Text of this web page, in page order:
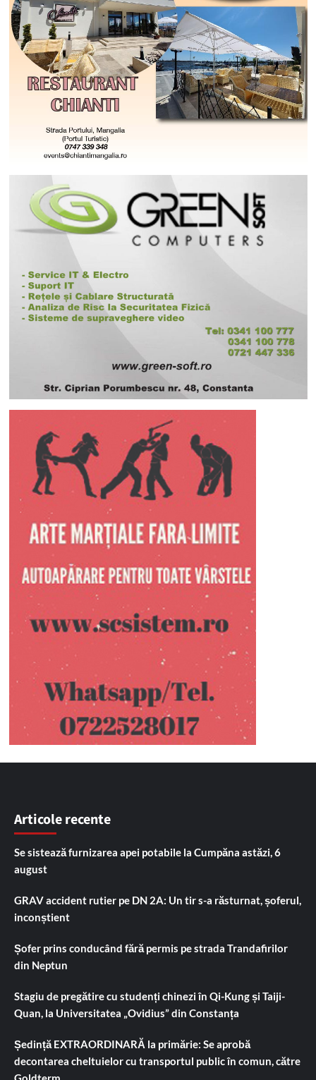
Articole recente
Se sistează furnizarea apei potabile la Cumpăna astăzi, 6
august
GRAV accident rutier pe DN 2A: Un tir s-a răsturnat, șoferul,
inconștient
Șofer prins conducând fără permis pe strada Trandafirilor
din Neptun
Stagiu de pregătire cu studenți chinezi în Qi-Kung și Taiji-
Quan, la Universitatea „Ovidius” din Constanța
Ședință EXTRAORDINARĂ la primărie: Se aprobă
decontarea cheltuielor cu transportul public în comun, către